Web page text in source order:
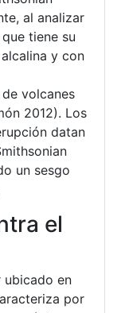
al analizar
tiene su
y con
volcanes
2012). Los
datan
un sesgo
el
ubicado en
por